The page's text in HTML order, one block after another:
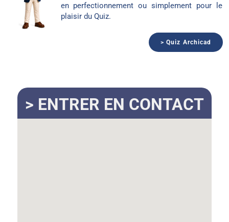
en perfectionnement ou simplement pour le
plaisir du Quiz.
> Quiz Archicad
> ENTRER EN CONTACT